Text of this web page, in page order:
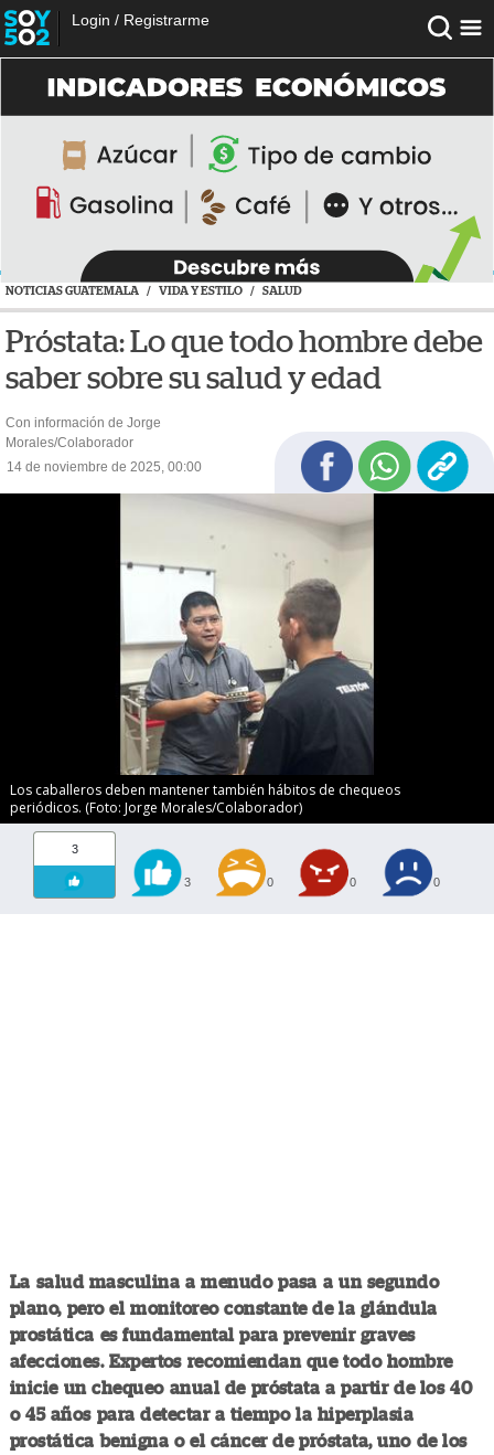
Login / Registrarme
NOTICIAS GUATEMALA / VIDA Y ESTILO / SALUD
Próstata: Lo que todo hombre debe
saber sobre su salud y edad
Con información de Jorge
Morales/Colaborador
14 de noviembre de 2025, 00:00
Los caballeros deben mantener también hábitos de chequeos
periódicos. (Foto: Jorge Morales/Colaborador)
3
3 0 0 0
La salud masculina a menudo pasa a un segundo
plano, pero el monitoreo constante de la glándula
prostática es fundamental para prevenir graves
afecciones. Expertos recomiendan que todo hombre
inicie un chequeo anual de próstata a partir de los 40
o 45 años para detectar a tiempo la hiperplasia
prostática benigna o el cáncer de próstata, uno de los